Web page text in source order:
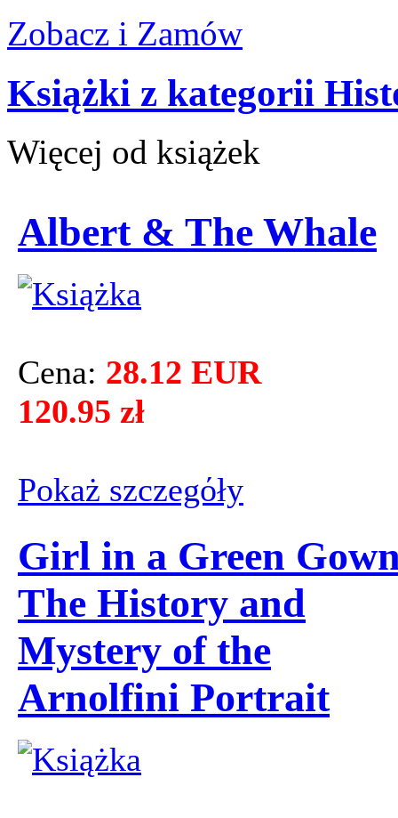
Zobacz i Zamów
Książki z kategorii
Więcej od książek
Albert & The Whale
Cena: 28.12 EUR
120.95 zł
Pokaż szczegόły
Girl in a Green
The History and
Mystery of the
Arnolfini Portrait